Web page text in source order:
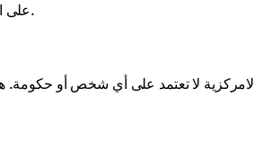
على المدى الطويل، خاصة في عالم تآكل فيه التضخم المدخرات التقليدية.
لا تعتمد على أي شخص أو حكومة.